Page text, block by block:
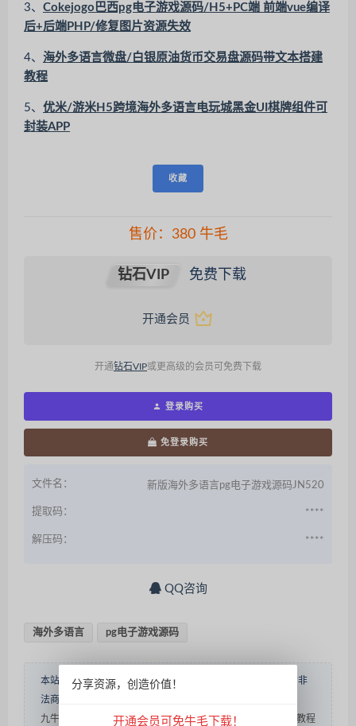
3、 Cokejogo巴西pg电子游戏源码/H5+PC端 前端vue编译
后+后端PHP/修复图片资源失效
4、 海外多语言微盘/白银原油货币交易盘源码带文本搭建
教程
5、 优米/游米H5跨境海外多语言电玩城黑金UI棋牌组件可
封装APP
收藏
售价： 380牛毛
钻石VIP 免费下载
开通会员
开通钻石VIP或更高级的会员可免费下载
登录购买
免登录购买
文件名： 新版海外多语言pg电子游戏源码JN520
提取码： ****
解压码： ****
QQ咨询
海外多语言 pg电子游戏源码
本站源码仅做学术研究，自娱自乐使用，不得用于赌博性质的非
法商业用途！转载请说明出处！
九牛源码
新版海外多语言pg电子游戏源码/新版接口/带搭建教程
分享资源，创造价值！
开通会员可免牛毛下载！